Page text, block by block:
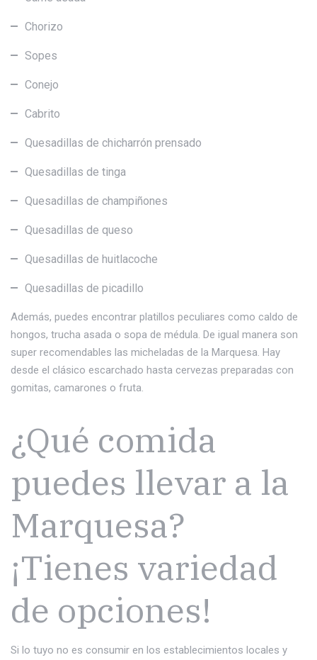
Chorizo
Sopes
Conejo
Cabrito
Quesadillas de chicharrón prensado
Quesadillas de tinga
Quesadillas de champiñones
Quesadillas de queso
Quesadillas de huitlacoche
Quesadillas de picadillo
Además, puedes encontrar platillos peculiares como caldo de
hongos, trucha asada o sopa de médula. De igual manera son
super recomendables las micheladas de la Marquesa. Hay
desde el clásico escarchado hasta cervezas preparadas con
gomitas, camarones o fruta.
¿Qué comida
puedes llevar a la
Marquesa?
¡Tienes variedad
de opciones!
Si lo tuyo no es consumir en los establecimientos locales y